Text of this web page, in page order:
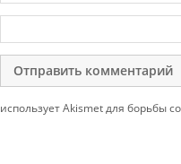
использует Akismet для борьбы